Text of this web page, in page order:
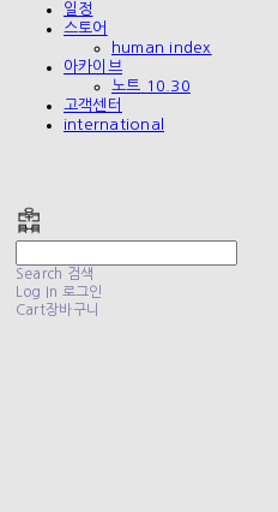
일정
스토어
human index
아카이브
노트 10.30
고객센터
international
Search 검색
Log In 로그인
Cart장바구니